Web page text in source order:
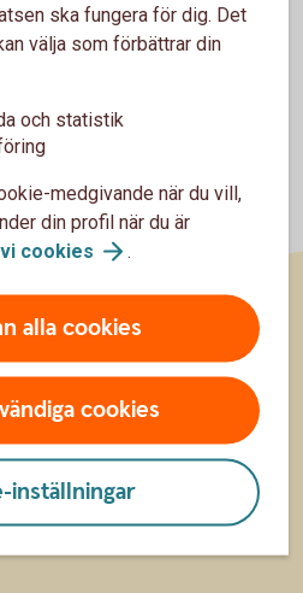
ska fungera för dig. Det
välja som förbättrar din
och statistik
medgivande när du vill,
din profil när du är
cookies .
alla cookies
cookies
inställningar